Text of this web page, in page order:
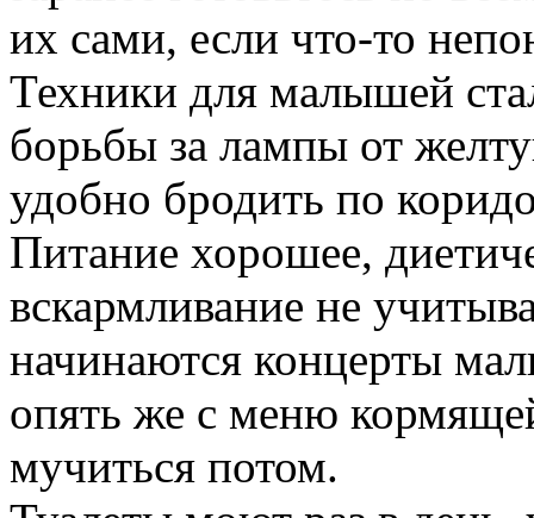
их сами, если что-то
Техники для малышей
борьбы за лампы от
удобно бродить по
Питание хорошее,
вскармливание не
начинаются концерты
опять же с меню
мучиться потом.